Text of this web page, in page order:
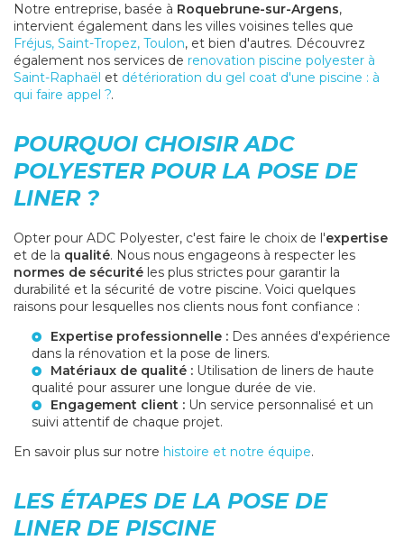
Notre entreprise, basée à Roquebrune-sur-Argens,
intervient également dans les villes voisines telles que
Fréjus, Saint-Tropez, Toulon, et bien d'autres. Découvrez
également nos services de renovation piscine polyester à
Saint-Raphaël et détérioration du gel coat d'une piscine : à
qui faire appel ?.
POURQUOI CHOISIR ADC
POLYESTER POUR LA POSE DE
LINER ?
Opter pour ADC Polyester, c'est faire le choix de l'expertise
et de la qualité. Nous nous engageons à respecter les
normes de sécurité les plus strictes pour garantir la
durabilité et la sécurité de votre piscine. Voici quelques
raisons pour lesquelles nos clients nous font confiance :
Expertise professionnelle : Des années d'expérience
dans la rénovation et la pose de liners.
Matériaux de qualité : Utilisation de liners de haute
qualité pour assurer une longue durée de vie.
Engagement client : Un service personnalisé et un
suivi attentif de chaque projet.
En savoir plus sur notre histoire et notre équipe.
LES ÉTAPES DE LA POSE DE
LINER DE PISCINE